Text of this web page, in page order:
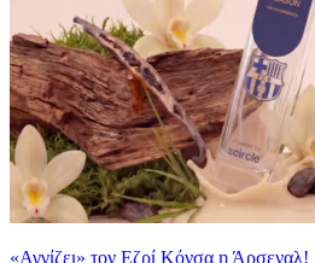
«Αγγίζει» τον Εζρί Κόνσα η Άρσεναλ!